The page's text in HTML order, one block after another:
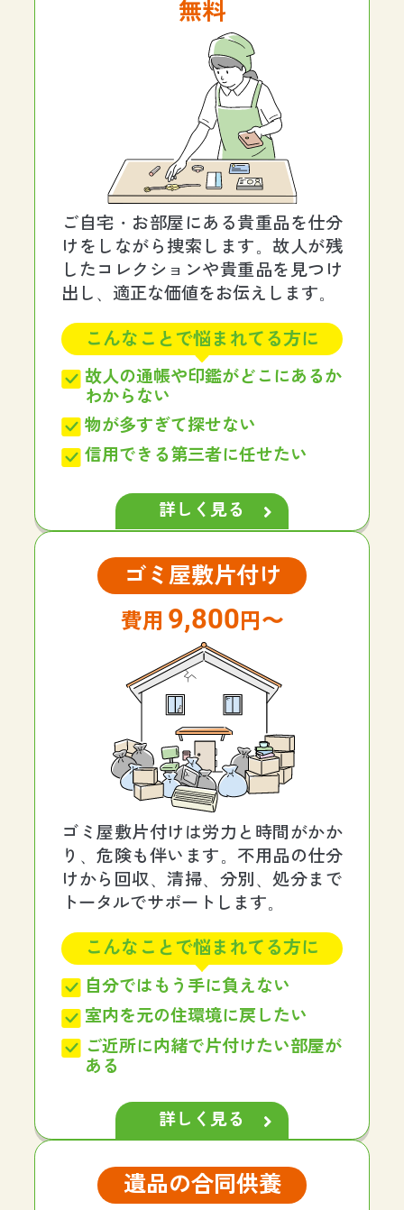
無料
ご自宅・お部屋にある貴重品を仕分
けをしながら捜索します。故人が残
したコレクションや貴重品を見つけ
出し、適正な価値をお伝えします。
こんなことで悩まれてる方に
故人の通帳や印鑑がどこにあるか
わからない
物が多すぎて探せない
信用できる第三者に任せたい
詳しく見る
ゴミ屋敷片付け
9,800 円〜
ゴミ屋敷片付けは労力と時間がかか
り、危険も伴います。不用品の仕分
けから回収、清掃、分別、処分まで
トータルでサポートします。
こんなことで悩まれてる方に
自分ではもう手に負えない
室内を元の住環境に戻したい
ご近所に内緒で片付けたい部屋が
ある
詳しく見る
遺品の合同供養